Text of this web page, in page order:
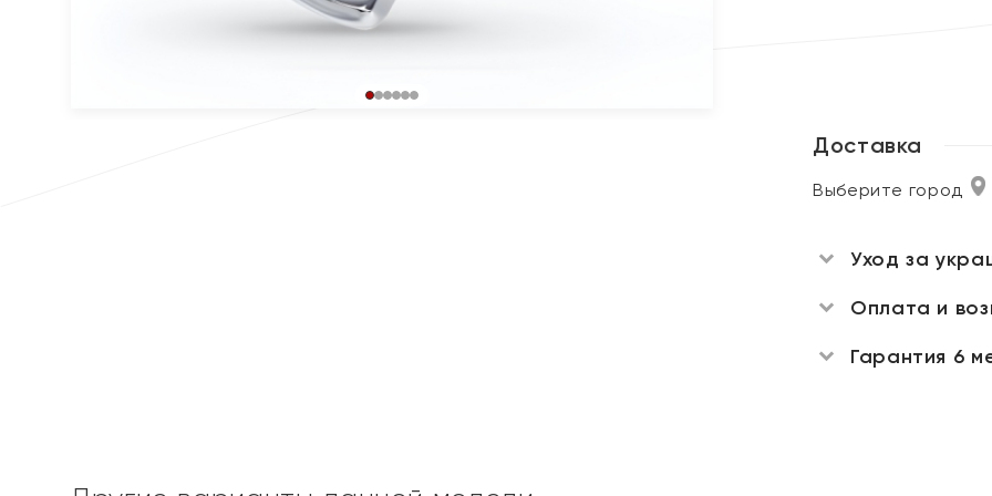
Доставка
Выберите город
Уход за
Оплата и
Гарантия 6